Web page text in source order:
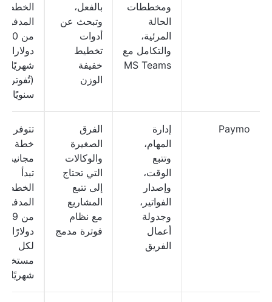
ومخططات
الحالة
المرئية،
والتكامل مع
MS Teams
بالفعل،
وتبحث عن
أدوات
تخطيط
خفيفة
الوزن
الخطط
من 10
دولارات
شهريًا
(تُفوتر
سنويًا)
Paymo
إدارة
المهام،
وتتبع
الوقت،
وإصدار
الفواتير،
وجدولة
أعمال
الفريق
الفرق
الصغيرة
والوكالات
التي تحتاج
إلى تتبع
المشاريع
مع نظام
فوترة مدمج
تتوفر
خطة
مجانية؛
تبدأ
الخطط
من 5.9
دولارًا
لكل
مستخدم
شهريًا